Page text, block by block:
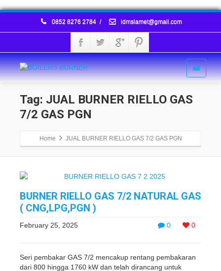
0852 8276 2784 / idmslamet@gmail.com
Tag: JUAL BURNER RIELLO GAS
7/2 GAS PGN
Home JUAL BURNER RIELLO GAS 7/2 GAS PGN
BURNER RIELLO GAS 7/2 NATURAL GAS
( CNG,LPG,PGN )
0 0
February 25, 2025
Seri pembakar GAS 7/2 mencakup rentang pembakaran
dari 800 hingga 1760 kW dan telah dirancang untuk